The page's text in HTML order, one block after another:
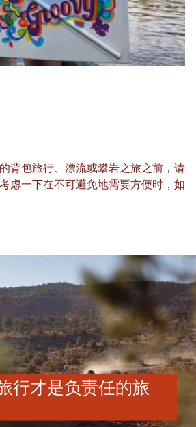
背包旅行、漂流或攀岩之旅之前，请
虑一下在不可避免地需要方便时，如
行才是负责任的旅